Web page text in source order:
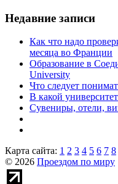
Недавние записи
Как что надо
месяца во Франции
Образование в
University
Что следует
В какой
Сувениры, отели,
Карта сайта: 1 2 3 4 5 6 7 8
© 2026 Проездом по миру